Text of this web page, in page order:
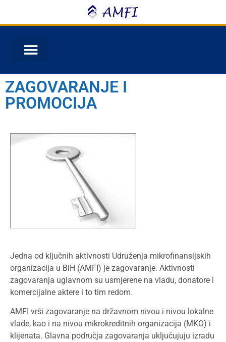
ZAGOVARANJE I
PROMOCIJA
Jedna od ključnih aktivnosti Udruženja mikrofinansijskih
organizacija u BiH (AMFI) je zagovaranje. Aktivnosti
zagovaranja uglavnom su usmjerene na vladu, donatore i
komercijalne aktere i to tim redom.
AMFI vrši zagovaranje na državnom nivou i nivou lokalne
vlade, kao i na nivou mikrokreditnih organizacija (MKO) i
klijenata. Glavna područja zagovaranja uključujuju izradu